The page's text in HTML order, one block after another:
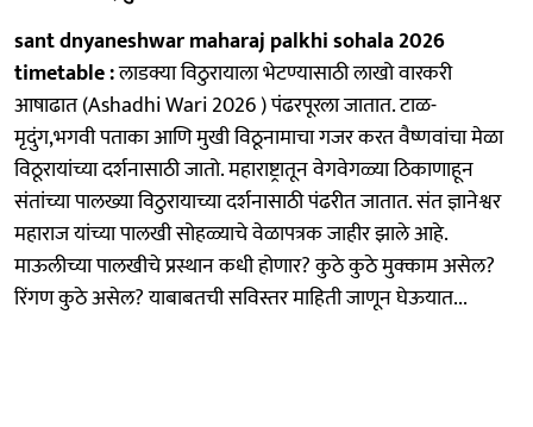
sant dnyaneshwar maharaj palkhi sohala 2026
timetable :​लाडक्या विठुरायाला भेटण्यासाठी लाखो वारकरी
आषाढात (Ashadhi Wari 2026 ) पंढरपूरला जातात. टाळ-
मृदुंग,भगवी पताका आणि मुखी विठूनामाचा गजर करत वैष्णवांचा मेळा
विठूरायांच्या दर्शनासाठी जातो. महाराष्ट्रातून वेगवेगळ्या ठिकाणाहून
संतांच्या पालख्या विठुरायाच्या दर्शनासाठी पंढरीत जातात. संत ज्ञानेश्वर
महाराज यांच्या पालखी सोहळ्याचे वेळापत्रक जाहीर झाले आहे.
माऊलीच्या पालखीचे प्रस्थान कधी होणार? कुठे कुठे मुक्काम असेल?
रिंगण कुठे असेल? याबाबतची सविस्तर माहिती जाणून घेऊयात...